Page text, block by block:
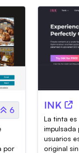
6
por
INK
La tinta
impulsada
usuarios
original